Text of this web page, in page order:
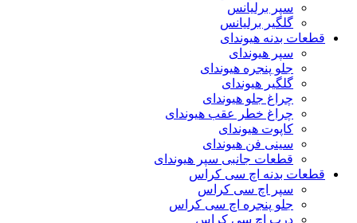
سپر برلیانس
گلگیر برلیانس
قطعات بدنه هیوندای
سپر هیوندای
جلو پنجره هیوندای
گلگیر هیوندای
چراغ جلو هیوندای
چراغ خطر عقب هیوندای
کاپوت هیوندای
سینی فن هیوندای
قطعات جانبی سپر هیوندای
قطعات بدنه اچ سی کراس
سپر اچ سی کراس
جلو پنجره اچ سی کراس
درب اچ سی کراس